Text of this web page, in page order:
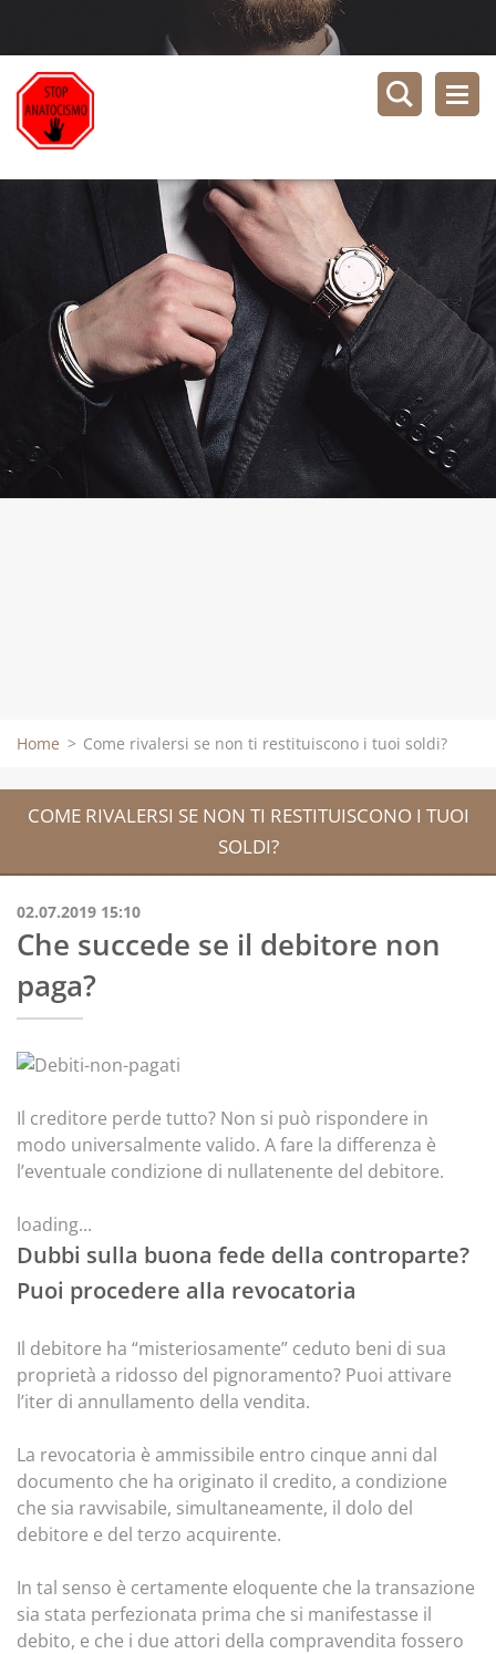
Home > Come rivalersi se non ti restituiscono i tuoi soldi?
COME RIVALERSI SE NON TI RESTITUISCONO I TUOI
SOLDI?
02.07.2019 15:10
Che succede se il debitore non
paga?
Il creditore perde tutto? Non si può rispondere in
modo universalmente valido. A fare la differenza è
l’eventuale condizione di nullatenente del debitore.
loading...
Dubbi sulla buona fede della controparte?
Puoi procedere alla revocatoria
Il debitore ha “misteriosamente” ceduto beni di sua
proprietà a ridosso del pignoramento? Puoi attivare
l’iter di annullamento della vendita.
La revocatoria è ammissibile entro cinque anni dal
documento che ha originato il credito, a condizione
che sia ravvisabile, simultaneamente, il dolo del
debitore e del terzo acquirente.
In tal senso è certamente eloquente che la transazione
sia stata perfezionata prima che si manifestasse il
debito, e che i due attori della compravendita fossero